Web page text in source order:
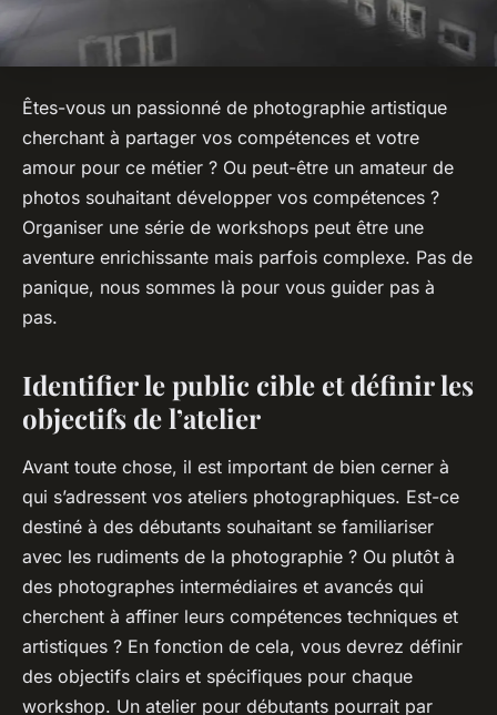
Êtes-vous un passionné de photographie artistique
cherchant à partager vos compétences et votre
amour pour ce métier ? Ou peut-être un amateur de
photos souhaitant développer vos compétences ?
Organiser une série de workshops peut être une
aventure enrichissante mais parfois complexe. Pas de
panique, nous sommes là pour vous guider pas à
pas.
Identifier le public cible et définir les
objectifs de l’atelier
Avant toute chose, il est important de bien cerner à
qui s’adressent vos ateliers photographiques. Est-ce
destiné à des débutants souhaitant se familiariser
avec les rudiments de la photographie ? Ou plutôt à
des photographes intermédiaires et avancés qui
cherchent à affiner leurs compétences techniques et
artistiques ? En fonction de cela, vous devrez définir
des objectifs clairs et spécifiques pour chaque
workshop. Un atelier pour débutants pourrait par